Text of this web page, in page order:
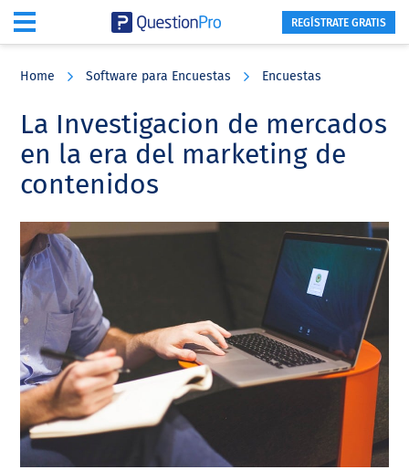
content
sidebar
REGÍSTRATE GRATIS
Home Software para Encuestas Encuestas
La Investigacion de mercados
en la era del marketing de
contenidos